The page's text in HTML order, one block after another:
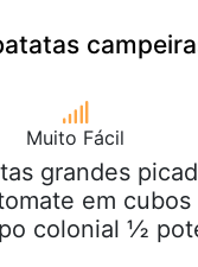
Muito Fácil
grandes
em
colonial ½